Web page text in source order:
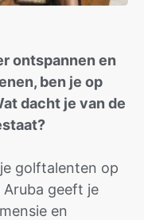
ontspannen en
ben je op
dacht je van de
golftalenten op
geeft je
en